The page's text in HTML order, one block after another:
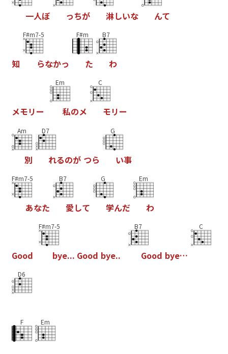
一人ぼ っちが 淋しいな んて
知
F#m7-5
らなかっ
F#m
た
B7
わ
メモリー
Em
私のメ
C
モリー
Am
別
D7
れるのが つら
G
い事
F#m7-5
あなた
B7
愛して
G
学んだ
Em
わ
Good
F#m7-5
bye... Good bye..
B7
Good bye…
C
D6
F Em